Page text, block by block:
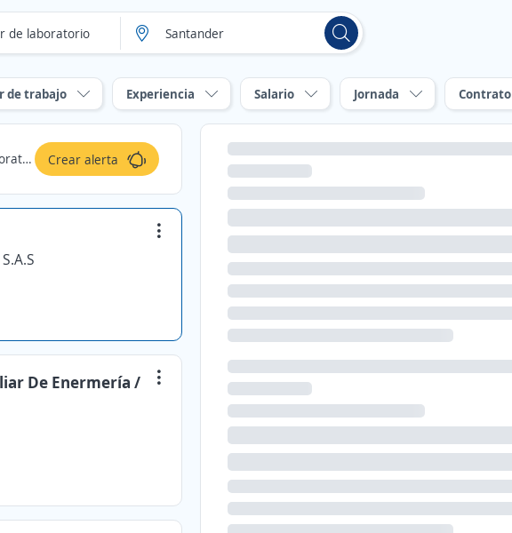
de trabajo Experiencia Salario Jornada Contrato
Crear alerta
De Enermería /